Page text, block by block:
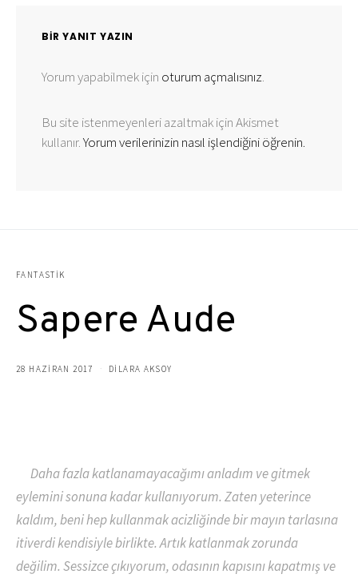
BIR YANIT YAZIN
Yorum yapabilmek için oturum açmalısınız.
Bu site istenmeyenleri azaltmak için Akismet
kullanır.Yorum verilerinizin nasıl işlendiğini öğrenin.
FANTASTIK
Sapere Aude
28 HAZIRAN 2017 DILARA AKSOY
Daha fazla katlanamayacağımı anladım ve gitmek
eylemini sonuna kadar kullanıyorum. Zaten yeterince
kaldım, beni hep kullanmak acizliğinde bir mayın tarlasına
itiverdi kendisiyle birlikte. Artık katlanmak zorunda
değilim. Sessizce çıkıyorum, odasının kapısını kapatmış ve